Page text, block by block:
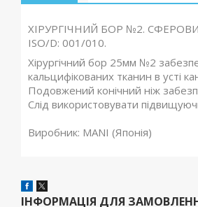
ХІРУРГІЧНИЙ БОР №2.
ISO/D: 001/010.
Хірургічний бор 25мм №2
кальцифікованих тканин в усті
Подовжений конічний ніж
Слід використовувати
Виробник: MANI (Японія)
ІНФОРМАЦІЯ ДЛЯ